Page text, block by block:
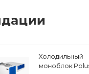
Холодильный
моноблок